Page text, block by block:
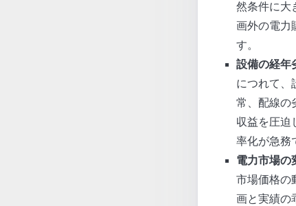
然条件に大
画外の電力
す。
設備の経年
につれて、
常、配線の
収益を圧迫
率化が急務
電力市場の
市場価格の
画と実績の